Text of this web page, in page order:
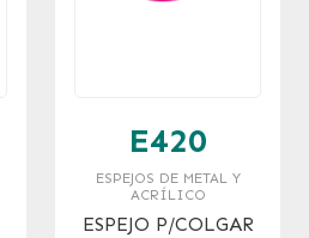
E420
ESPEJOS DE METAL Y
ACRÍLICO
ESPEJO P/COLGAR